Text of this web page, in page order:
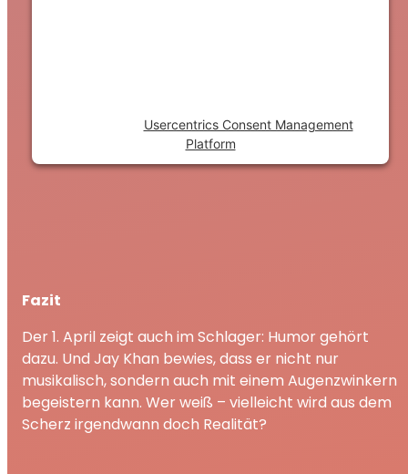
Usercentrics Consent Management
Platform
Fazit
Der 1. April zeigt auch im Schlager: Humor gehört
dazu. Und Jay Khan bewies, dass er nicht nur
musikalisch, sondern auch mit einem Augenzwinkern
begeistern kann. Wer weiß – vielleicht wird aus dem
Scherz irgendwann doch Realität?